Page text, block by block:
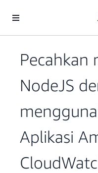
Pecahkan
NodeJS
Aplikasi